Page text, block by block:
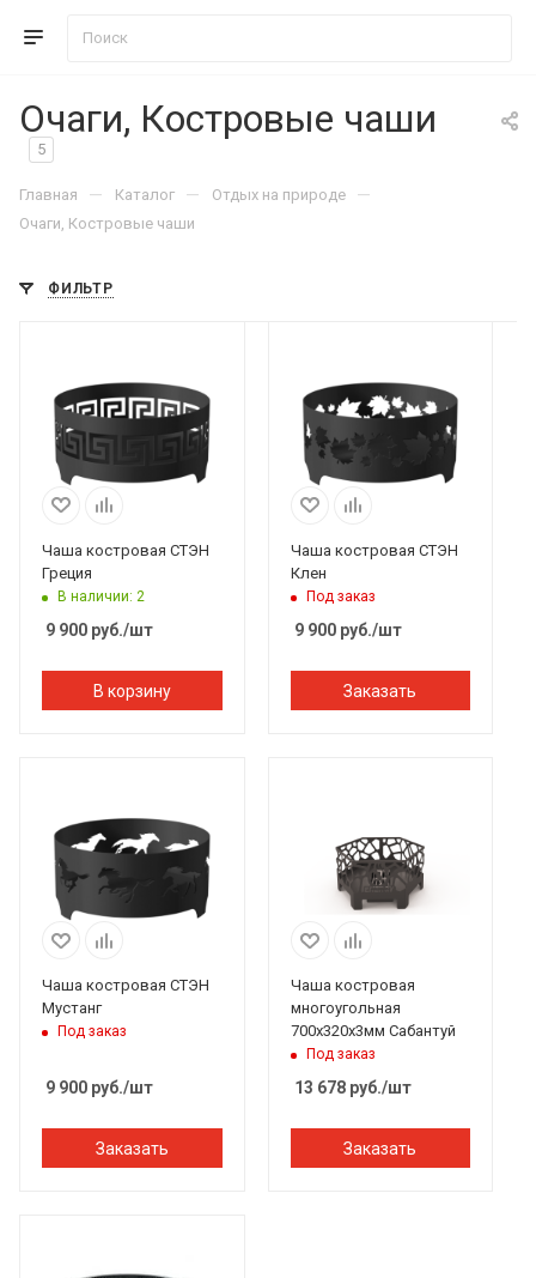
Очаги, Костровые чаши
5
Главная — Каталог — Отдых на природе —
Очаги, Костровые чаши
ФИЛЬТР
Чаша костровая СТЭН
Греция
В наличии: 2
9 900 руб./шт
В корзину
Чаша костровая СТЭН
Клен
Под заказ
9 900руб./шт
Заказать
Чаша костровая СТЭН
Мустанг
Под заказ
9 900 руб./шт
Заказать
Чаша костровая
многоугольная
700х320х3мм Сабантуй
Под заказ
13 678руб./шт
Заказать